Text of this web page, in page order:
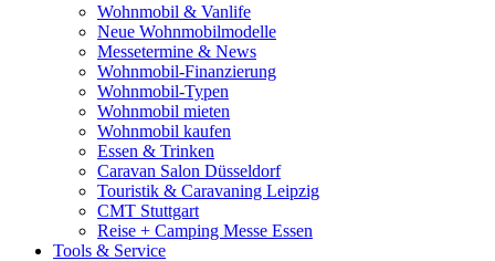
Wohnmobil & Vanlife
Neue Wohnmobilmodelle
Messetermine & News
Wohnmobil-Finanzierung
Wohnmobil-Typen
Wohnmobil mieten
Wohnmobil kaufen
Essen & Trinken
Caravan Salon Düsseldorf
Touristik & Caravaning Leipzig
CMT Stuttgart
Reise + Camping Messe Essen
Tools & Service